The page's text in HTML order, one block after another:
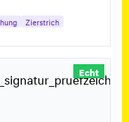
Zierstrich
Echt